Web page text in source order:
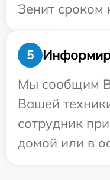
Зенит сроком
5
Мы сообщим
Вашей
сотрудник
домой или в